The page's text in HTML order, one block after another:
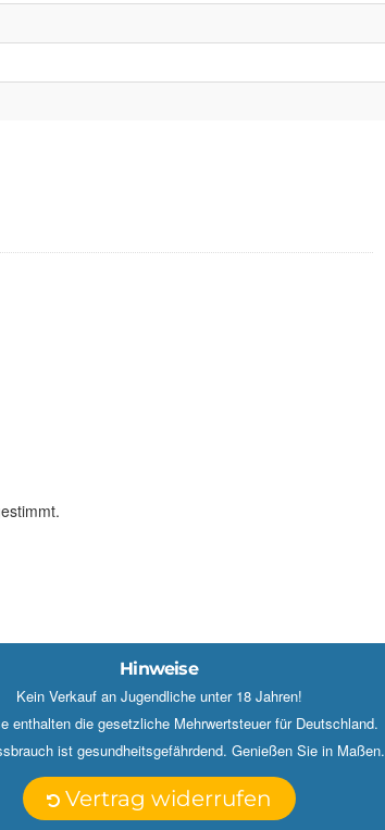
torfig. Gaumen: Torf, Rauch, leicht malzig, Finish:
Freue mich schon darauf die Neige, die ich im
dunkler Schokolade in neue Ansichten aufs Leben
Hinweise
Kein Verkauf an Jugendliche unter 18 Jahren!
enthalten die gesetzliche Mehrwertsteuer für Deutschland.
ist gesundheitsgefährdend. Genießen Sie in Maßen.
Vertrag widerrufen